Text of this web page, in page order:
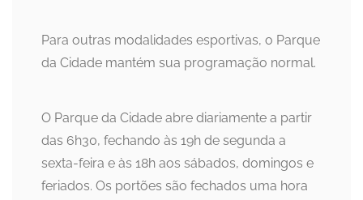
Para outras modalidades esportivas, o Parque
da Cidade mantém sua programação normal.
O Parque da Cidade abre diariamente a partir
das 6h30, fechando às 19h de segunda a
sexta-feira e às 18h aos sábados, domingos e
feriados. Os portões são fechados uma hora